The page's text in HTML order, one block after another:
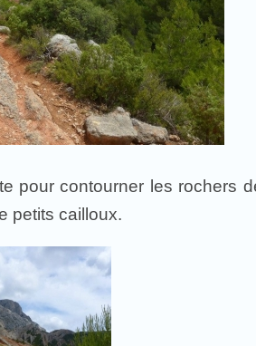
pour contourner les rochers
petits cailloux.